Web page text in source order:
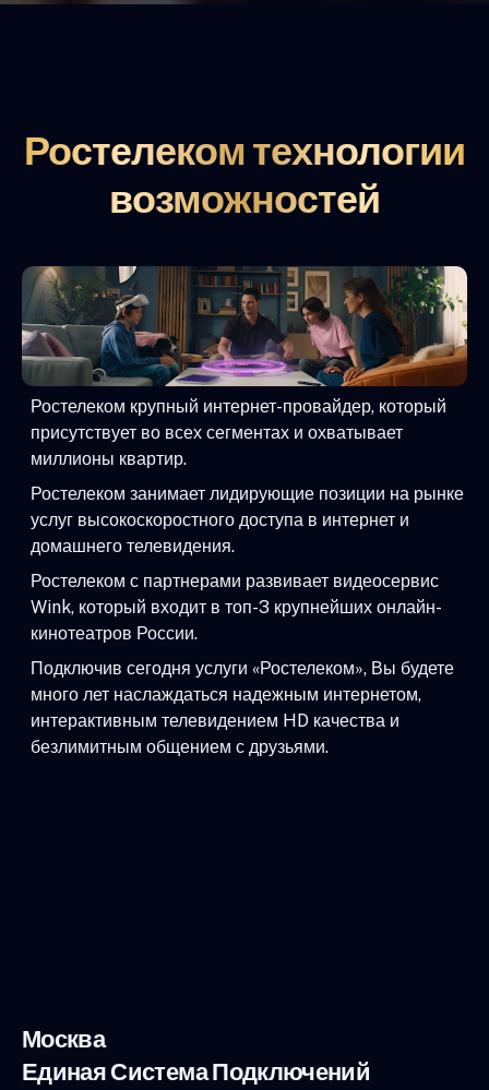
Ростелеком технологии
возможностей
Ростелеком крупный интернет-провайдер, который
присутствует во всех сегментах и охватывает
миллионы квартир.
Ростелеком занимает лидирующие позиции на рынке
услуг высокоскоростного доступа в интернет и
домашнего телевидения.
Ростелеком с партнерами развивает видеосервис
Wink, который входит в топ-3 крупнейших онлайн-
кинотеатров России.
Подключив сегодня услуги «Ростелеком», Вы будете
много лет наслаждаться надежным интернетом,
интерактивным телевидением HD качества и
безлимитным общением с друзьями.
Москва
Единая Система Подключений